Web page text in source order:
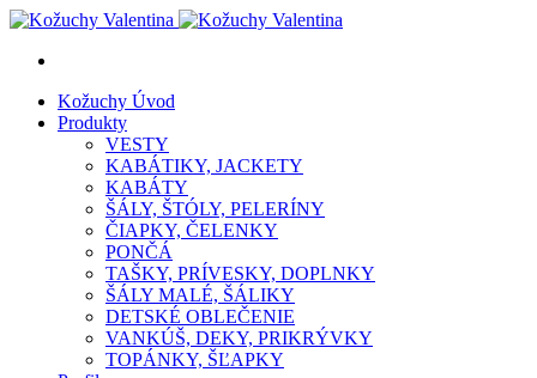
Kožuchy Úvod
Produkty
VESTY
KABÁTIKY, JACKETY
KABÁTY
ŠÁLY, ŠTÓLY, PELERÍNY
ČIAPKY, ČELENKY
PONČÁ
TAŠKY, PRÍVESKY, DOPLNKY
ŠÁLY MALÉ, ŠÁLIKY
DETSKÉ OBLEČENIE
VANKÚŠ, DEKY, PRIKRÝVKY
TOPÁNKY, ŠĽAPKY